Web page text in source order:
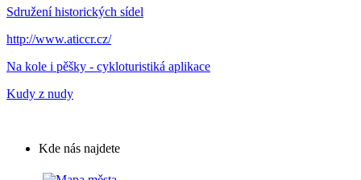
Sdružení historických sídel
http://www.aticcr.cz/
Na kole i pěšky - cykloturistiká aplikace
Kudy z nudy
Kde nás najdete